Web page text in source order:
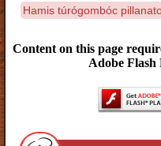
Hamis túrógombóc
Content on this page
Adobe Flash